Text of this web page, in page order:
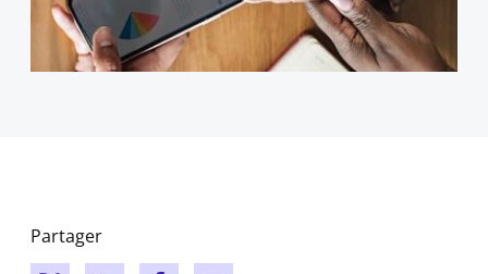
Partager